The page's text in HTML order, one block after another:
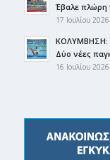
Έβαλε πλώρη
17 Ιουλίου
ΚΟΛΥΜΒΗΣΗ:
Δύο νέες
16 Ιουλίου